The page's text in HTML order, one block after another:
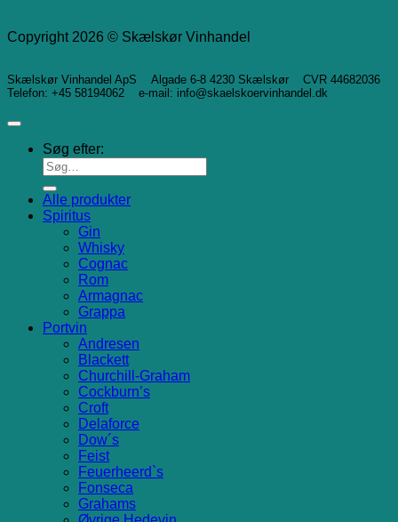
Copyright 2026 © Skælskør Vinhandel
Skælskør Vinhandel ApS Algade 6-8 4230 Skælskør CVR 44682036
Telefon: +45 58194062 e-mail: info@skaelskoervinhandel.dk
Søg efter:
Alle produkter
Spiritus
Gin
Whisky
Cognac
Rom
Armagnac
Grappa
Portvin
Andresen
Blackett
Churchill-Graham
Cockburn’s
Croft
Delaforce
Dow´s
Feist
Feuerheerd`s
Fonseca
Grahams